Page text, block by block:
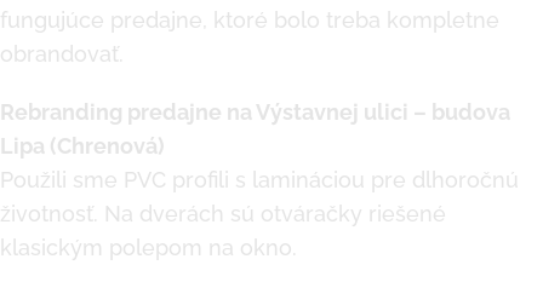
fungujúce predajne, ktoré bolo treba kompletne
obrandovať.
Rebranding predajne na Výstavnej ulici – budova
Lipa (Chrenová)
Použili sme PVC profili s lamináciou pre dlhoročnú
životnosť. Na dverách sú otváračky riešené
klasickým polepom na okno.